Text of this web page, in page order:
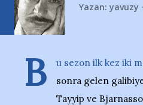
Yazan: yavuzy
B
u sezon ilk kez iki
sonra gelen
Tayyip ve